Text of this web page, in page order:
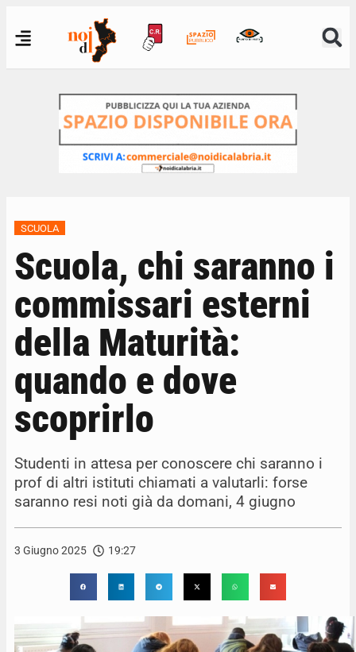
SCUOLA
Scuola, chi saranno i
commissari esterni
della Maturità:
quando e dove
scoprirlo
Studenti in attesa per conoscere chi saranno i
prof di altri istituti chiamati a valutarli: forse
saranno resi noti già da domani, 4 giugno
3 Giugno 2025 19:27